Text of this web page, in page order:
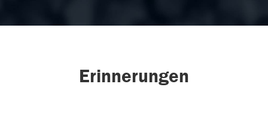
Erinnerungen